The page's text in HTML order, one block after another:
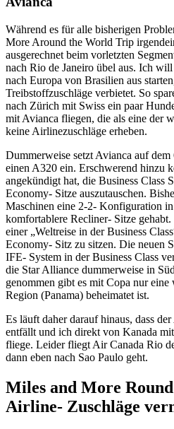
Während es für alle bisherigen
More Around the World Trip
ausgerechnet beim vorletzten
nach Rio de Janeiro übel aus. Ich
nach Europa von Brasilien aus
Treibstoffzuschläge verbietet. So
nach Zürich mit Swiss ein paar
mit Avianca fliegen, die als eine der
keine Airlinezuschläge erheben.
Dummerweise setzt Avianca auf
einen A320 ein. Erschwerend hinzu
angekündigt hat, die Business Class
Economy- Sitze auszutauschen.
Maschinen eine 2-2- Konfiguration
komfortablere Recliner- Sitze
einer „Weltreise in der Business
Economy- Sitz zu sitzen. Die neuen
IFE- System in der Business Class
die Star Alliance dummerweise in
genommen gibt es mit Copa nur
Region (Panama) beheimatet ist.
Es läuft daher darauf hinaus, dass
entfällt und ich direkt von Kanada
fliege. Leider fliegt Air Canada Rio
dann eben nach Sao Paulo geht.
Miles and More
Airline- Zuschläge